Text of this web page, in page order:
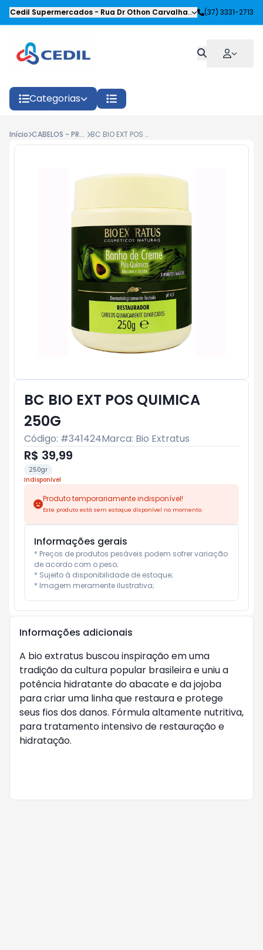
Cedil Supermercados- Rua Dr Othon Carvalhaes Siqueira,Oliveira
(37) 3331-2713
Categorias
Início CABELOS - PRODUTOS CAPILARES BC BIO EXT POS QUIMICA 250G
BC BIO EXT POS QUIMICA
250G
Código: #341424Marca: Bio Extratus
R$ 39,99
250gr
Indisponível
Produto temporariamente indisponível!
Este produto está sem estoque disponível no momento.
Informações gerais
* Preços de produtos pesáveis podem sofrer variação
de acordo com o peso;
* Sujeito à disponibilidade de estoque;
* Imagem meramente ilustrativa;
Informações adicionais
A bio extratus buscou inspiração em uma
tradição da cultura popular brasileira e uniu a
potência hidratante do abacate e da jojoba
para criar uma linha que restaura e protege
seus fios dos danos. Fórmula altamente nutritiva,
para tratamento intensivo de restauração e
hidratação.